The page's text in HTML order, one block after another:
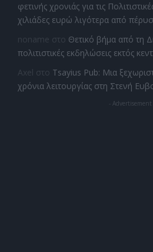
φετινής χρονιάς για τις
χιλιάδες ευρώ λιγότερα από
noname στο Θετικό βήμα από τη
πολιτιστικές εκδηλώσεις εκτός
Axel στο Tsayius Pub: Μια
χρόνια λειτουργίας στη Στενή
- Advertisement